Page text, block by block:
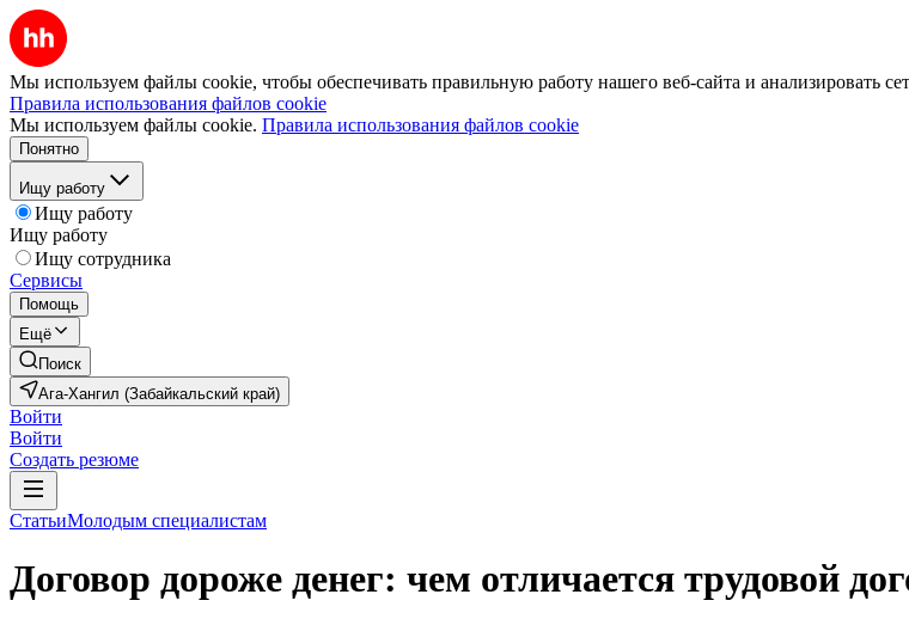
Мы используем файлы cookie, чтобы обеспечивать правильную работу нашего веб-сайта и анализировать
Правила использования файлов cookie
Мы используем файлы cookie. Правила использования файлов cookie
Понятно
Ищу работу
Ищу работу
Ищу работу
Ищу сотрудника
Сервисы
Помощь
Ещё
Поиск
Ага-Хангил (Забайкальский край)
Войти
Войти
Создать резюме
СтатьиМолодым специалистам
Договор дороже денег: чем отличается трудовой